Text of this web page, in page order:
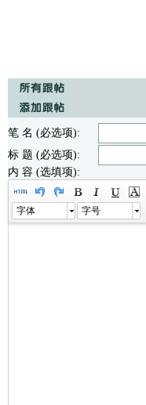
笔 名 (必选项):
标 题 (必选项):
内 容 (选填项):
字体 字号